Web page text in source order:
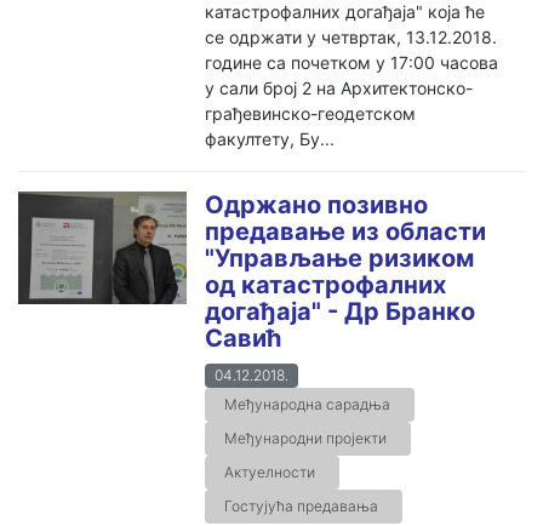
катастрофалних догађаја" која ће
се одржати у четвртак, 13.12.2018.
године са почетком у 17:00 часова
у сали број 2 на Архитектонско-
грађевинско-геодетском
факултету, Бу...
Одржано позивно
предавање из области
"Управљање ризиком
од катастрофалних
догађаја" - Др Бранко
Савић
04.12.2018.
Међународна сарадња
Међународни пројекти
Актуелности
Гостујућа предавања